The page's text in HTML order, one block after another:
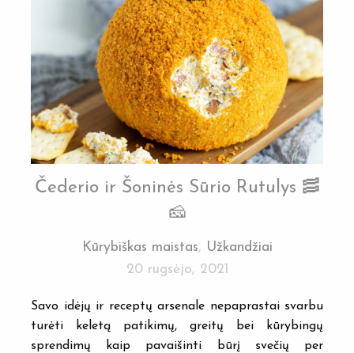
Čederio ir Šoninės Sūrio Rutulys 🥓
🧀
Kūrybiškas maistas, Užkandžiai
20 rugsėjo, 2021
Savo idėjų ir receptų arsenale nepaprastai svarbu
turėti keletą patikimų, greitų bei kūrybingų
sprendimų kaip pavaišinti būrį svečių per